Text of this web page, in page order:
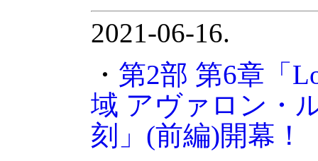
2021-06-16.
・ 第2部 第6章「
域 アヴァロン・
刻」(前編)開幕！